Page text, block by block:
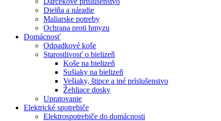
Dielňa a náradie
Maliarske potreby
Ochrana proti hmyzu
Domácnosť
Odpadkové koše
Starostlivosť o bielizeň
Koše na bielizeň
Sušiaky na bielizeň
Vešiaky, štipce a iné príslušenstvo
Žehliace dosky
Upratovanie
Elektrické spotrebiče
Elektrospotrebiče do domácnosti